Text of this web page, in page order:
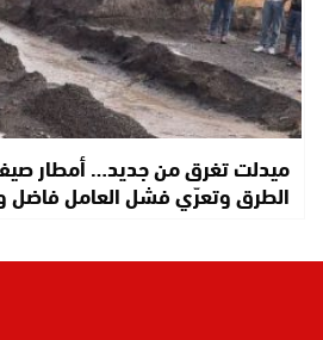
ميدلت تغرق من جديد… أمطار
الطرق وتعرّي فشل العامل